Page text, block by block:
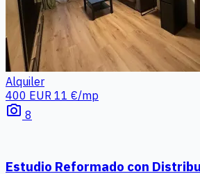
Alquiler
400 EUR 11 €/mp
photo_camera 8
Estudio Reformado con